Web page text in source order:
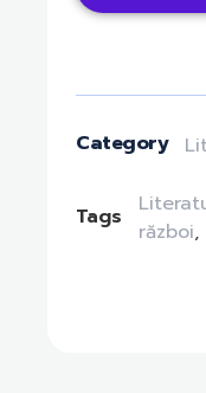
Category
Tags
război,